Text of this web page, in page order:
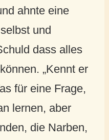
ahnte eine
und
dass alles
„Kennt er
für eine Frage,
lernen, aber
die Narben,